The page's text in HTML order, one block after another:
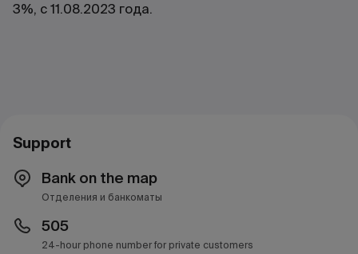
3%, с 11.08.2023 года.
Support
Bank on the map
Отделения и банкоматы
505
24-hour phone number for private customers